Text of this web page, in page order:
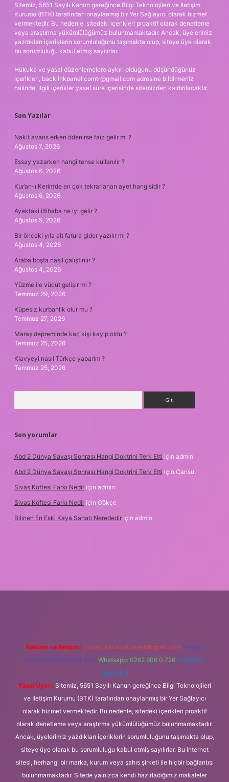
Sitemiz, 5651 Sayılı Kanun gereğince Bilgi Teknolojileri ve İletişim
Kurumu (BTK) tarafından onaylanmış bir Yer Sağlayıcı olarak hizmet
vermektedir. Bu nedenle, sitedeki içerikleri proaktif olarak denetleme
veya araştırma yükümlülüğümüz bulunmamaktadır. Ancak, üyelerimiz
yazdıkları içeriklerin sorumluluğunu taşımakta olup, siteye üye olarak
bu sorumluluğu kabul etmiş sayılırlar.
Hukuka ve yasal düzenlemelere aykırı olduğunu düşündüğünüz
içerikleri, backlinkpanelicomtr@gmail.com adresine bildirmeniz
halinde, ilgili içerikler yasal süre içerisinde sitemizden kaldırılacaktır.
Son Yazılar
Nakit avans erken ödenirse faiz gelir mi ?
Ağustos 7, 2026
Essay yazarken hangi tense kullanılır ?
Ağustos 6, 2026
Kur’an-ı Kerim’de en çok tekrarlanan ayet hangisidir ?
Ağustos 6, 2026
Ayaktaki iltihaba ne iyi gelir ?
Ağustos 5, 2026
Bir önceki yıla ait fatura gider yazılır mı ?
Ağustos 4, 2026
Araba boşta nasıl çalıştırılır ?
Ağustos 4, 2026
Yüzme ile vücut gelişir mi ?
Temmuz 29, 2026
Küpesiz kurbanlık olur mu ?
Temmuz 27, 2026
Maraş depreminde kaç kişi kayıp oldu ?
Temmuz 25, 2026
Klavyeyi nasıl Türkçe yaparim ?
Temmuz 25, 2026
Son yorumlar
Abd 2 Dünya Savaşı Sonrası Hangi Doktrini Terk Etti için admin
Abd 2 Dünya Savaşı Sonrası Hangi Doktrini Terk Etti için Cansu
Sivas Köftesi Farkı Nedir için admin
Sivas Köftesi Farkı Nedir için Gökçe
Bilinen En Eski Kaya Sanatı Nerededir için admin
Reklam ve İletişim: E-mail: backlinkpaneli@gmail.com Teams:
forumhizmeti@gmail.com Whatsapp: 0262 606 0 726 Telegram:
@karabul
Yasal Uyarı: Sitemiz, 5651 Sayılı Kanun gereğince Bilgi Teknolojileri
ve İletişim Kurumu (BTK) tarafından onaylanmış bir Yer Sağlayıcı
olarak hizmet vermektedir. Bu nedenle, sitedeki içerikleri proaktif
olarak denetleme veya araştırma yükümlülüğümüz bulunmamaktadır.
Ancak, üyelerimiz yazdıkları içeriklerin sorumluluğunu taşımakta olup,
siteye üye olarak bu sorumluluğu kabul etmiş sayılırlar. Bu internet
sitesi, herhangi bir marka, kurum veya şahıs şirketi ile hiçbir bağlantısı
bulunmamaktadır. Sitede yalnızca kendi hazırladığımız makaleler